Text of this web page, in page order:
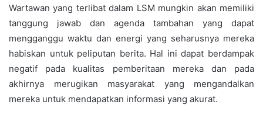
Wartawan yang terlibat dalam LSM mungkin akan memiliki
tanggung jawab dan agenda tambahan yang dapat
mengganggu waktu dan energi yang seharusnya mereka
habiskan untuk peliputan berita. Hal ini dapat berdampak
negatif pada kualitas pemberitaan mereka dan pada
akhirnya merugikan masyarakat yang mengandalkan
mereka untuk mendapatkan informasi yang akurat.